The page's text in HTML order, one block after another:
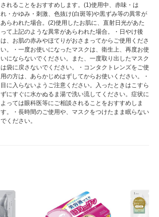
されることをおすすめします。(1)使用中、赤味・は
れ・かゆみ・刺激、色抜け(白斑等)や黒ずみ等の異常が
あらわれた場合。(2)使用したお肌に、直射日光があた
って上記のような異常があらわれた場合。・日やけ後
は、お肌の赤みやほてりがおさまってからご使用くださ
い。・一度お使いになったマスクは、衛生上、再度お使
いにならないでください。また、一度取り出したマスク
は袋に戻さないでください。・コンタクトレンズをご使
用の方は、あらかじめはずしてからお使いください。・
目に入らないようご注意ください。入ったときはこすら
ずにすぐに水かぬるま湯で洗い流してください。症状に
よっては眼科医等にご相談されることをおすすめしま
す。・長時間のご使用や、マスクをつけたまま眠らない
でください。